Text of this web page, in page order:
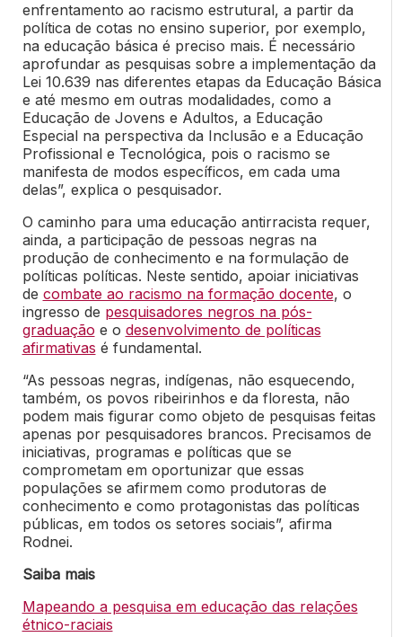
enfrentamento ao racismo estrutural, a partir da
política de cotas no ensino superior, por exemplo,
na educação básica é preciso mais. É necessário
aprofundar as pesquisas sobre a implementação da
Lei 10.639 nas diferentes etapas da Educação Básica
e até mesmo em outras modalidades, como a
Educação de Jovens e Adultos, a Educação
Especial na perspectiva da Inclusão e a Educação
Profissional e Tecnológica, pois o racismo se
manifesta de modos específicos, em cada uma
delas”, explica o pesquisador.
O caminho para uma educação antirracista requer,
ainda, a participação de pessoas negras na
produção de conhecimento e na formulação de
políticas políticas. Neste sentido, apoiar iniciativas
de combate ao racismo na formação docente, o
ingresso de pesquisadores negros na pós-
graduação e o desenvolvimento de políticas
afirmativas é fundamental.
“As pessoas negras, indígenas, não esquecendo,
também, os povos ribeirinhos e da floresta, não
podem mais figurar como objeto de pesquisas feitas
apenas por pesquisadores brancos. Precisamos de
iniciativas, programas e políticas que se
comprometam em oportunizar que essas
populações se afirmem como produtoras de
conhecimento e como protagonistas das políticas
públicas, em todos os setores sociais”, afirma
Rodnei.
Saiba mais
Mapeando a pesquisa em educação das relações
étnico-raciais